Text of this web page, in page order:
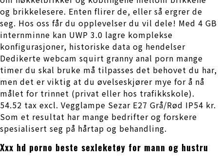
og brikkelesere. Enten flirer de, eller så ergrer de
seg. Hos oss får du opplevelser du vil dele! Med 4 GB
internminne kan UWP 3.0 lagre komplekse
konfigurasjoner, historiske data og hendelser
Dedikerte webcam squirt granny anal porn mange
timer du skal bruke må tilpasses det behovet du har,
men det er viktig at du øvelseskjører mye for å nå
målet for trinnet (privat eller hos trafikkskole).
54.52 tax excl. Vegglampe Sezar E27 Grå/Rød IP54 kr.
Som et resultat har mange bedrifter og forskere
spesialisert seg på hårtap og behandling.
Xxx hd porno beste sexleketøy for mann og hustru